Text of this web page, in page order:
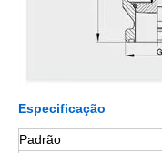
Especificação
Padrão